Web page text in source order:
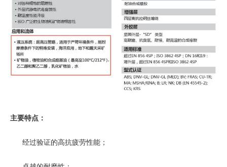
主要特点：
经过验证的高抗疲劳性能；